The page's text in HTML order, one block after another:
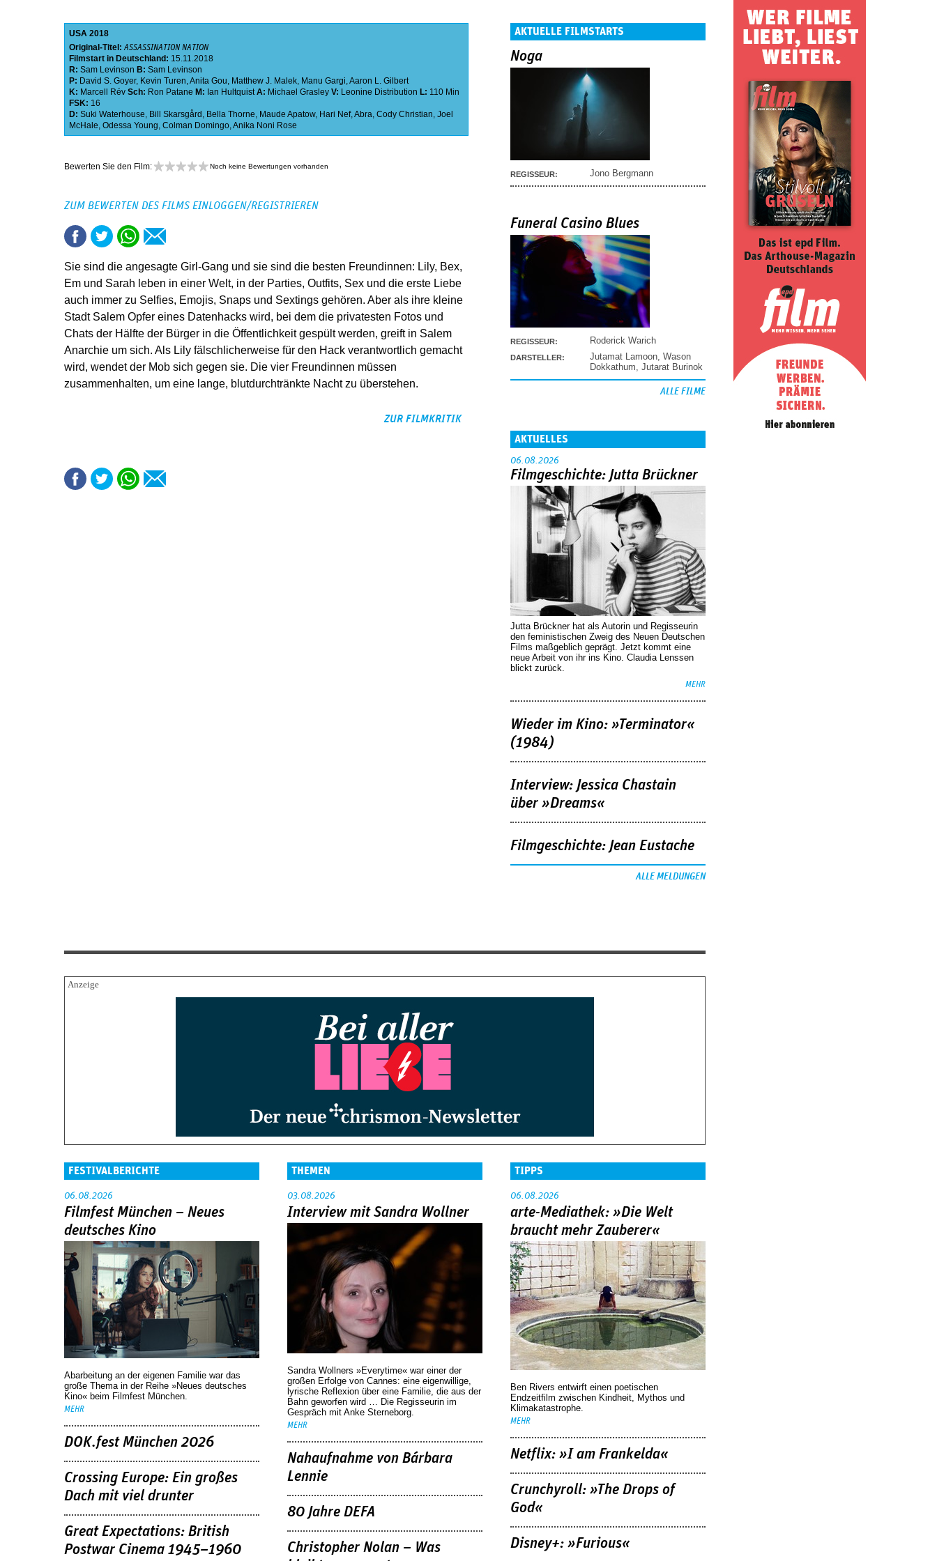
USA 2018
Original-Titel:ASSASSINATION NATION
Filmstart in Deutschland: 15.11.2018
R: Sam Levinson B: Sam Levinson
P: David S. Goyer, Kevin Turen,Anita Gou, Matthew J. Malek, Manu Gargi,Aaron L. Gilbert
K: Marcell Rév Sch: Ron Patane M: Ian Hultquist A: Michael Grasley V: Leonine Distribution L: 110 Min
FSK: 16
D: Suki Waterhouse, Bill Skarsgård , Bella Thorne, Maude Apatow, Hari Nef,Abra, Cody Christian, Joel
McHale, Odessa Young, Colman Domingo,Anika Noni Rose
Bewerten Sie den Film: Noch keine Bewertungen vorhanden
ZUM BEWERTEN DES FILMS EINLOGGEN/REGISTRIEREN
Sie sind die angesagte Girl-Gang und sie sind die besten Freundinnen: Lily, Bex,
Em und Sarah leben in einer Welt, in der Parties, Outfits, Sex und die erste Liebe
auch immer zu Selfies, Emojis, Snaps und Sextings gehören. Aber als ihre kleine
Stadt Salem Opfer eines Datenhacks wird, bei dem die privatesten Fotos und
Chats der Hälfte der Bürger in die Öffentlichkeit gespült werden, greift in Salem
Anarchie um sich. Als Lily fälschlicherweise für den Hack verantwortlich gemacht
wird, wendet der Mob sich gegen sie. Die vier Freundinnen müssen
zusammenhalten, um eine lange, blutdurchtränkte Nacht zu überstehen.
ZUR FILMKRITIK
AKTUELLE FILMSTARTS
Noga
REGISSEUR: Jono Bergmann
Funeral Casino Blues
REGISSEUR: Roderick Warich
DARSTELLER: Jutamat Lamoon Wason
Dokkathum Jutarat Burinok
ALLE FILME
AKTUELLES
06.08.2026
Filmgeschichte: Jutta Brückner
Jutta Brückner hat als Autorin und Regisseurin
den feministischen Zweig des Neuen Deutschen
Films maßgeblich geprägt. Jetzt kommt eine
neue Arbeit von ihr ins Kino. Claudia Lenssen
blickt zurück.
MEHR
Wieder im Kino: »Terminator«
(1984)
Interview: Jessica Chastain
über »Dreams«
Filmgeschichte: Jean Eustache
ALLE MELDUNGEN
FESTIVALBERICHTE
06.08.2026
Filmfest München – Neues
deutsches Kino
Abarbeitung an der eigenen Familie war das
große Thema in der Reihe »Neues deutsches
Kino« beim Filmfest München.
MEHR
DOK.fest München 2026
Crossing Europe: Ein großes
Dach mit viel drunter
Great Expectations: British
Postwar Cinema 1945–1960
THEMEN
03.08.2026
Interview mit Sandra Wollner
Sandra Wollners »Everytime« war einer der
großen Erfolge von Cannes: eine eigenwillige,
lyrische Reflexion über eine ­Familie, die aus der
Bahn geworfen wird … Die Regisseurin im
Gespräch mit Anke Sterneborg.
MEHR
Nahaufnahme von Bárbara
Lennie
80 Jahre DEFA
Christopher Nolan – Was
TIPPS
06.08.2026
arte-Mediathek: »Die Welt
braucht mehr Zauberer«
Ben Rivers entwirft einen poetischen
Endzeitfilm zwischen Kindheit, Mythos und
Klimakatastrophe.
MEHR
Netflix: »I am Frankelda«
Crunchyroll: »The Drops of
God«
Disney+: »Furious«